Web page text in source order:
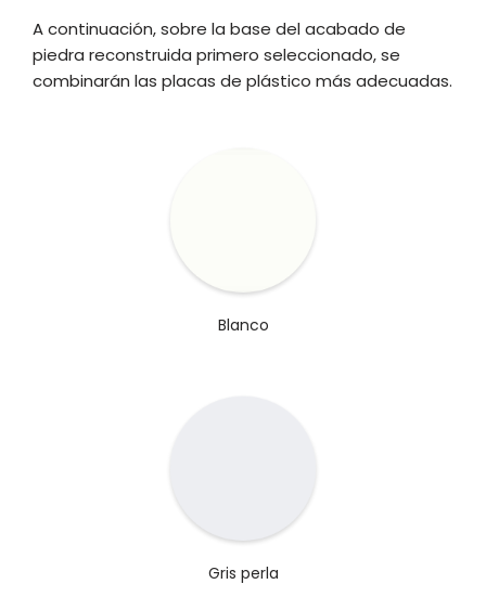
A continuación, sobre la base del acabado de
piedra reconstruida primero seleccionado, se
combinarán las placas de plástico más adecuadas.
Blanco
Gris perla